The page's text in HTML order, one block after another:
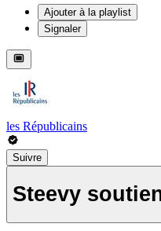
Ajouter à la playlist
Signaler
les Républicains
Suivre
Steevy